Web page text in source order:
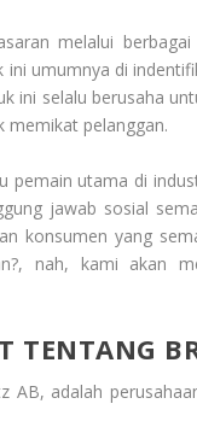
melalui
ini umumnya di
ini selalu berusaha
memikat pelanggan.
pemain utama di
jawab sosial
konsumen yang
nah, kami akan
TENTANG
AB, adalah